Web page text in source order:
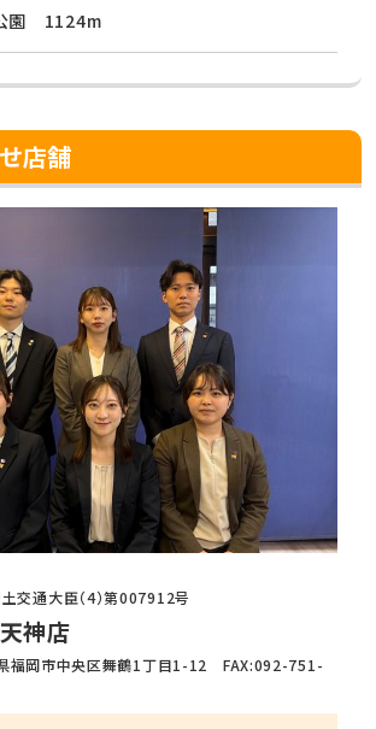
園 1124m
店舗
交通大臣（4）第007912号
神店
福岡市中央区舞鶴1丁目1-12 FAX:092-751-